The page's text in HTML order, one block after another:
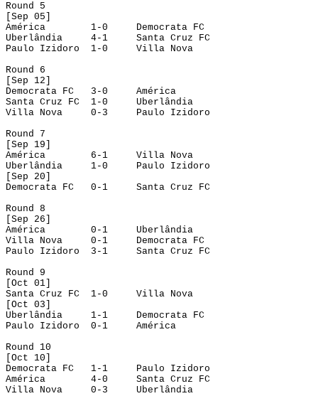
Round 5
Sep 05]
América
1-0
Democrata FC
Uberlândia
4-1
Santa Cruz FC
Paulo Izidoro 1-0
Villa Nova
Round 6
Sep 12]
Democrata FC
3-0
América
Santa Cruz FC
1-0
Uberlândia
Villa Nova
0-3 Paulo Izidoro
Round 7
Sep 19]
América
6-1
Villa Nova
Uberlândia
1-0 Paulo Izidoro
Sep 20]
Democrata FC
0-1
Santa Cruz FC
Round 8
Sep 26]
América
0-1
Uberlândia
Villa Nova
0-1
Democrata FC
Paulo Izidoro 3-1
Santa Cruz FC
Round 9
Oct 01]
Santa Cruz FC
1-0
Villa Nova
Oct 03]
Uberlândia
1-1
Democrata FC
Paulo Izidoro 0-1
América
Round 10
Oct 10]
Democrata FC
1-1 Paulo Izidoro
América
4-0
Santa Cruz FC
Villa Nova
0-3
Uberlândia